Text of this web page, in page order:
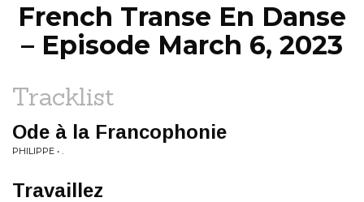
French Transe En Danse
– Episode March 6, 2023
Tracklist
Ode à la Francophonie
PHILIPPE • .
Travaillez